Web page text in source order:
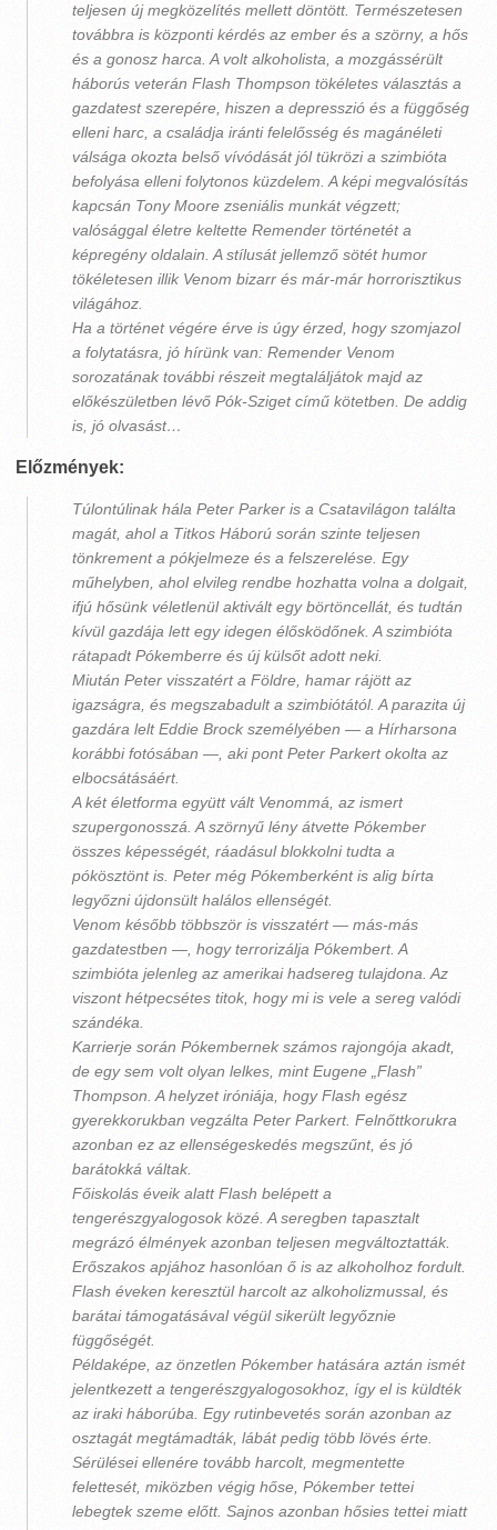
teljesen új megközelítés mellett döntött. Természetesen
továbbra is központi kérdés az ember és a szörny, a hős
és a gonosz harca. A volt alkoholista, a mozgássérült
háborús veterán Flash Thompson tökéletes választás a
gazdatest szerepére, hiszen a depresszió és a függőség
elleni harc, a családja iránti felelősség és magánéleti
válsága okozta belső vívódását jól tükrözi a szimbióta
befolyása elleni folytonos küzdelem. A képi megvalósítás
kapcsán Tony Moore zseniális munkát végzett;
valósággal életre keltette Remender történetét a
képregény oldalain. A stílusát jellemző sötét humor
tökéletesen illik Venom bizarr és már-már horrorisztikus
világához.
Ha a történet végére érve is úgy érzed, hogy szomjazol
a folytatásra, jó hírünk van: Remender Venom
sorozatának további részeit megtaláljátok majd az
előkészületben lévő Pók-Sziget című kötetben. De addig
is, jó olvasást…
Előzmények:
Túlontúlinak hála Peter Parker is a Csatavilágon találta
magát, ahol a Titkos Háború során szinte teljesen
tönkrement a pókjelmeze és a felszerelése. Egy
műhelyben, ahol elvileg rendbe hozhatta volna a dolgait,
ifjú hősünk véletlenül aktivált egy börtöncellát, és tudtán
kívül gazdája lett egy idegen élősködőnek. A szimbióta
rátapadt Pókemberre és új külsőt adott neki.
Miután Peter visszatért a Földre, hamar rájött az
igazságra, és megszabadult a szimbiótától. A parazita új
gazdára lelt Eddie Brock személyében ― a Hírharsona
korábbi fotósában ―, aki pont Peter Parkert okolta az
elbocsátásáért.
A két életforma együtt vált Venommá, az ismert
szupergonosszá. A szörnyű lény átvette Pókember
összes képességét, ráadásul blokkolni tudta a
pókösztönt is. Peter még Pókemberként is alig bírta
legyőzni újdonsült halálos ellenségét.
Venom később többször is visszatért ― más-más
gazdatestben —, hogy terrorizálja Pókembert. A
szimbióta jelenleg az amerikai hadsereg tulajdona. Az
viszont hétpecsétes titok, hogy mi is vele a sereg valódi
szándéka.
Karrierje során Pókembernek számos rajongója akadt,
de egy sem volt olyan lelkes, mint Eugene „Flash”
Thompson. A helyzet iróniája, hogy Flash egész
gyerekkorukban vegzálta Peter Parkert. Felnőttkorukra
azonban ez az ellenségeskedés megszűnt, és jó
barátokká váltak.
Főiskolás éveik alatt Flash belépett a
tengerészgyalogosok közé. A seregben tapasztalt
megrázó élmények azonban teljesen megváltoztatták.
Erőszakos apjához hasonlóan ő is az alkoholhoz fordult.
Flash éveken keresztül harcolt az alkoholizmussal, és
barátai támogatásával végül sikerült legyőznie
függőségét.
Példaképe, az önzetlen Pókember hatására aztán ismét
jelentkezett a tengerészgyalogosokhoz, így el is küldték
az iraki háborúba. Egy rutinbevetés során azonban az
osztagát megtámadták, lábát pedig több lövés érte.
Sérülései ellenére tovább harcolt, megmentette
felettesét, miközben végig hőse, Pókember tettei
lebegtek szeme előtt. Sajnos azonban hősies tettei miatt